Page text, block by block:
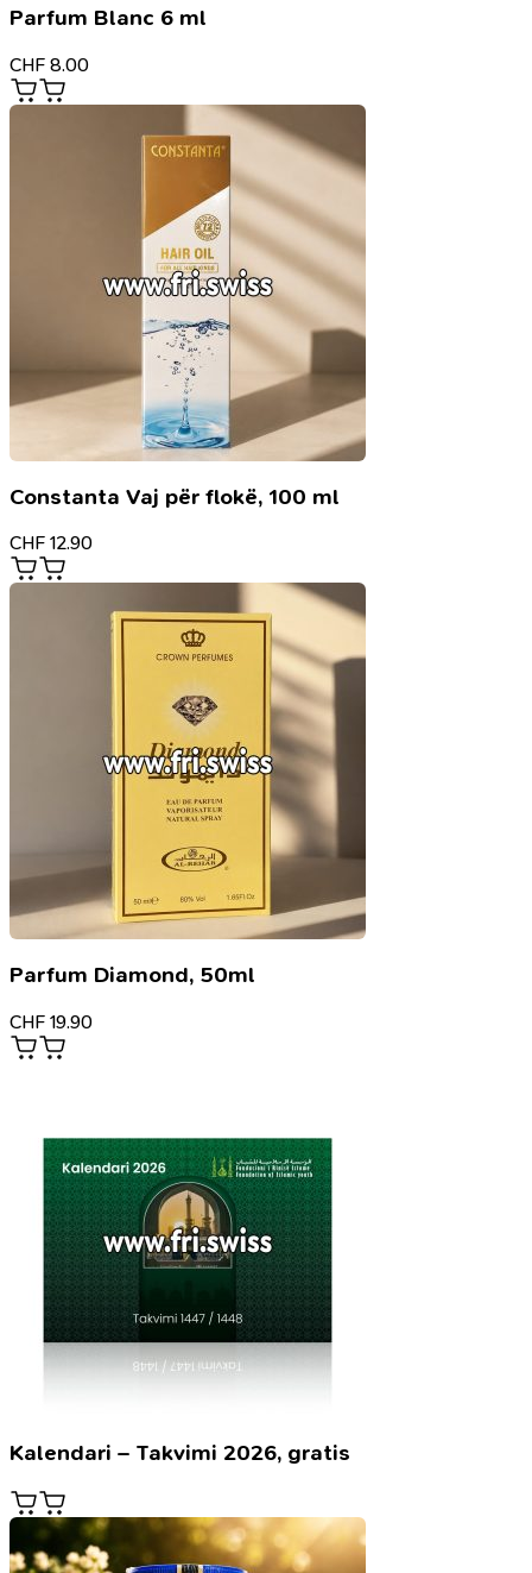
Parfum Blanc 6 ml
CHF 8.00
Constanta Vaj për flokë, 100 ml
CHF 12.90
Parfum Diamond, 50ml
CHF 19.90
Kalendari – Takvimi 2026, gratis